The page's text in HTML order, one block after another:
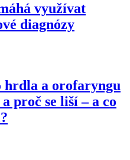
využívat
diagnózy
a orofaryngu
proč se liší –⁠ a co